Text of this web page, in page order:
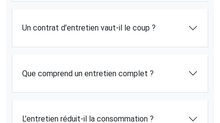
Un contrat d’entretien vaut-il le coup ?
Que comprend un entretien complet ?
L’entretien réduit-il la consommation ?